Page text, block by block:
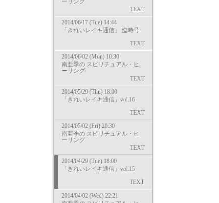
ーリング
TEXT
2014/06/17 (Tue) 14:44
「きれいレイキ通信」 臨時号
TEXT
2014/06/02 (Mon) 10:30
南亜季の スピリチュアル・ヒ
ーリング
TEXT
2014/05/29 (Thu) 18:00
「きれいレイキ通信」vol.16
TEXT
2014/05/02 (Fri) 20:30
南亜季の スピリチュアル・ヒ
ーリング
TEXT
2014/04/29 (Tue) 18:00
「きれいレイキ通信」vol.15
TEXT
2014/04/02 (Wed) 22:21